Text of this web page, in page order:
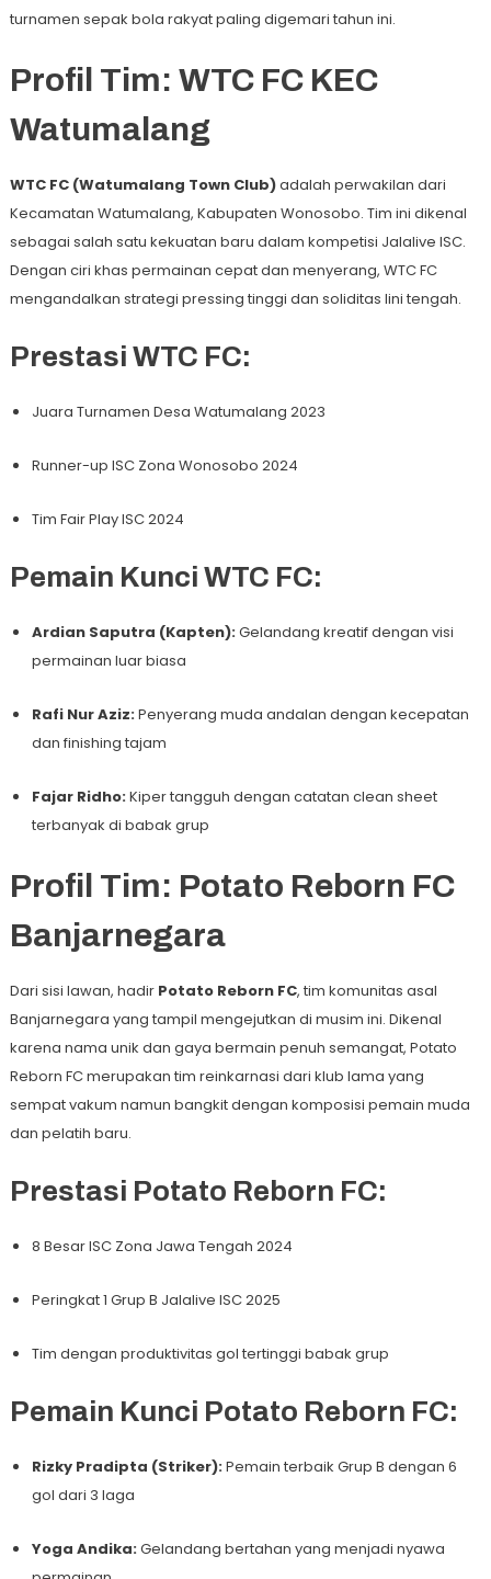
turnamen sepak bola rakyat paling digemari tahun ini.
Profil Tim: WTC FC KEC
Watumalang
WTC FC (Watumalang Town Club)adalah perwakilan dari
Kecamatan Watumalang, Kabupaten Wonosobo. Tim ini dikenal
sebagai salah satu kekuatan baru dalam kompetisi Jalalive ISC.
Dengan ciri khas permainan cepat dan menyerang, WTC FC
mengandalkan strategi pressing tinggi dan soliditas lini tengah.
Prestasi WTC FC:
Juara Turnamen Desa Watumalang 2023
Runner-up ISC Zona Wonosobo 2024
Tim Fair Play ISC 2024
Pemain Kunci WTC FC:
Ardian Saputra (Kapten):Gelandang kreatif dengan visi
permainan luar biasa
Rafi Nur Aziz:Penyerang muda andalan dengan kecepatan
dan finishing tajam
Fajar Ridho:Kiper tangguh dengan catatan clean sheet
terbanyak di babak grup
Profil Tim: Potato Reborn FC
Banjarnegara
Dari sisi lawan, hadir Potato Reborn FC, tim komunitas asal
Banjarnegara yang tampil mengejutkan di musim ini. Dikenal
karena nama unik dan gaya bermain penuh semangat, Potato
Reborn FC merupakan tim reinkarnasi dari klub lama yang
sempat vakum namun bangkit dengan komposisi pemain muda
dan pelatih baru.
Prestasi Potato Reborn FC:
8 Besar ISC Zona Jawa Tengah 2024
Peringkat 1 Grup B Jalalive ISC 2025
Tim dengan produktivitas gol tertinggi babak grup
Pemain Kunci Potato Reborn FC:
Rizky Pradipta (Striker):Pemain terbaik Grup B dengan 6
gol dari 3 laga
Yoga Andika:Gelandang bertahan yang menjadi nyawa